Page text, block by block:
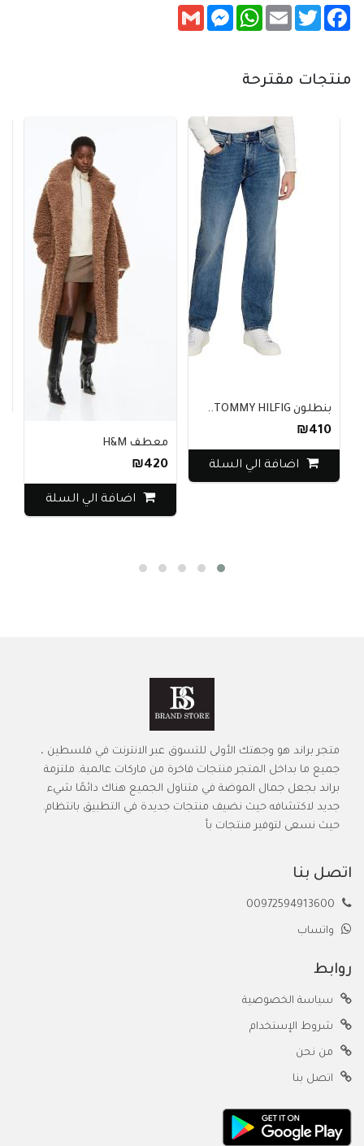
Facebook
Twitter
Email
WhatsApp
Messenger
Gmail
منتجات مقترحة
بنطلون TOMMY HILFIG..
₪410
اضافة الي السلة
معطف H&M
₪420
اضافة الي السلة
متجر براند هو وجهتك الأولى للتسوق عبر الانترنت في فلسطين ،
جميع ما بداخل المتجر منتجات فاخرة من ماركات عالمية. ملتزمة
براند بجعل جمال الموضة في متناول الجميع هناك دائمًا شيء
جديد لاكتشافه حيث نضيف منتجات جديدة في التطبيق بانتظام.
حيث نسعى لتوفير منتجات بأ
اتصل بنا
واتساب
روابط
سياسة الخصوصية
شروط الإستخدام
من نحن
اتصل بنا